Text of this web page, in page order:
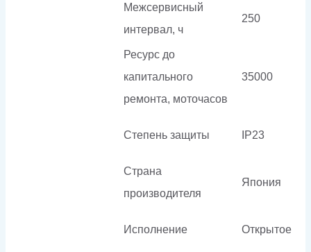
Межсервисный
интервал, ч
250
Ресурс до
капитального
ремонта, моточасов
35000
Степень защиты IP23
Страна
производителя
Япония
Исполнение Открытое